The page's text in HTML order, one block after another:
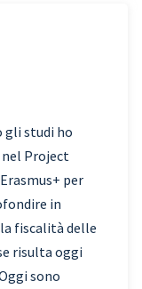
gli studi ho
Project
per
in
fiscalità delle
risulta oggi
sono